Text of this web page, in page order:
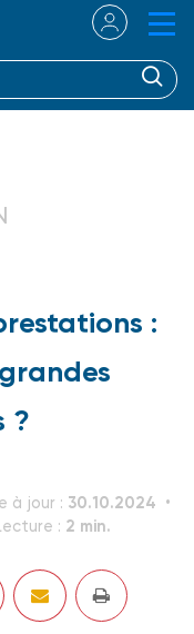
:
?
à jour : 30.10.2024
: 2 min.